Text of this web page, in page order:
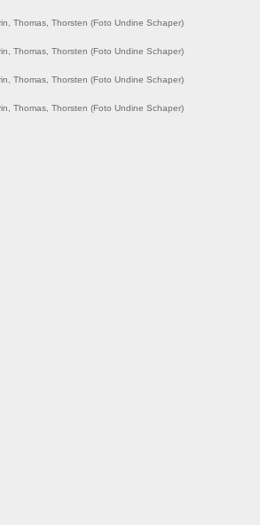
Thomas, Thorsten (Foto Undine Schaper)
Thomas, Thorsten (Foto Undine Schaper)
Thomas, Thorsten (Foto Undine Schaper)
Thomas, Thorsten (Foto Undine Schaper)